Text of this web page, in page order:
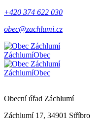
+420 374 622 030
obec@zachlumi.cz
ZáchlumíObec
ZáchlumíObec
Obecní úřad Záchlumí
Záchlumí 17, 34901 Stříbro